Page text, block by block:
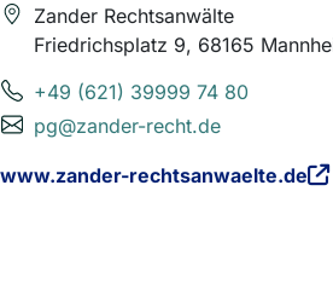
Zander Rechtsanwälte
Friedrichsplatz 9, 68165
+49 (621) 39999 74 80
pg@zander-recht.de
www.zander-rechtsanwaelte.de